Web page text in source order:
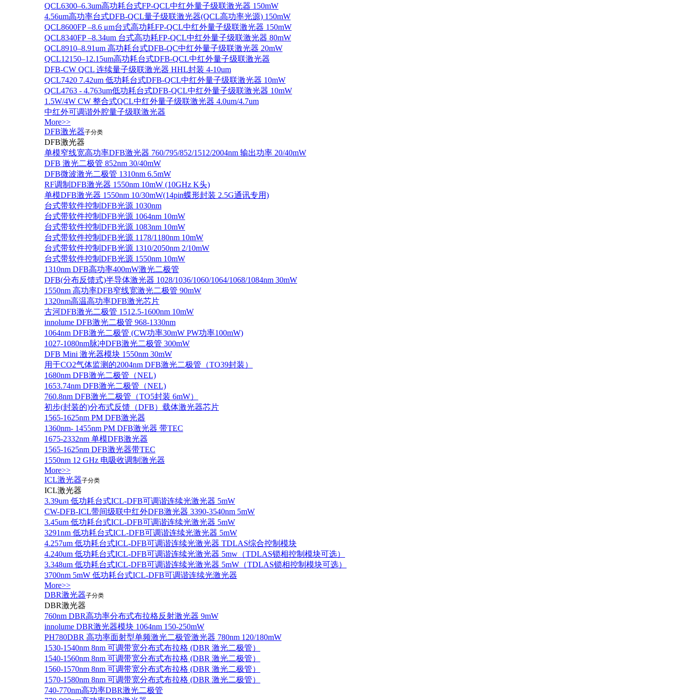
QCL6300–6.3um高功耗台式FP-QCL中红外量子级联激光器 150mW
4.56um高功率台式DFB-QCL量子级联激光器(QCL高功率光源) 150mW
QCL8600FP –8.6 μm台式高功耗FP-QCL中红外量子级联激光器 150mW
QCL8340FP –8.34um 台式高功耗FP-QCL中红外量子级联激光器 80mW
QCL8910–8.91um 高功耗台式DFB-QC中红外量子级联激光器 20mW
QCL12150–12.15um高功耗台式DFB-QCL中红外量子级联激光器
DFB-CW QCL 连续量子级联激光器 HHL封装 4-10um
QCL7420 7.42um 低功耗台式DFB-QCL中红外量子级联激光器 10mW
QCL4763 - 4.763um低功耗台式DFB-QCL中红外量子级联激光器 10mW
1.5W/4W CW 整合式QCL中红外量子级联激光器 4.0um/4.7um
中红外可调谐外腔量子级联激光器
More>>
DFB激光器子分类
DFB激光器
单模窄线宽高功率DFB激光器 760/795/852/1512/2004nm 输出功率 20/40mW
DFB 激光二极管 852nm 30/40mW
DFB微波激光二极管 1310nm 6.5mW
RF调制DFB激光器 1550nm 10mW (10GHz K头)
单模DFB激光器 1550nm 10/30mW(14pin蝶形封装 2.5G通讯专用)
台式带软件控制DFB光源 1030nm
台式带软件控制DFB光源 1064nm 10mW
台式带软件控制DFB光源 1083nm 10mW
台式带软件控制DFB光源 1178/1180nm 10mW
台式带软件控制DFB光源 1310/2050nm 2/10mW
台式带软件控制DFB光源 1550nm 10mW
1310nm DFB高功率400mW激光二极管
DFB(分布反馈式)半导体激光器 1028/1036/1060/1064/1068/1084nm 30mW
1550nm 高功率DFB窄线宽激光二极管 90mW
1320nm高温高功率DFB激光芯片
古河DFB激光二极管 1512.5-1600nm 10mW
innolume DFB激光二极管 968-1330nm
1064nm DFB激光二极管 (CW功率30mW PW功率100mW)
1027-1080nm脉冲DFB激光二极管 300mW
DFB Mini 激光器模块 1550nm 30mW
用于CO2气体监测的2004nm DFB激光二极管（TO39封装）
1680nm DFB激光二极管（NEL)
1653.74nm DFB激光二极管（NEL)
760.8nm DFB激光二极管（TO5封装 6mW）
初步(封装的)分布式反馈（DFB）载体激光器芯片
1565-1625nm PM DFB激光器
1360nm- 1455nm PM DFB激光器 带TEC
1675-2332nm 单模DFB激光器
1565-1625nm DFB激光器带TEC
1550nm 12 GHz 电吸收调制激光器
More>>
ICL激光器子分类
ICL激光器
3.39um 低功耗台式ICL-DFB可调谐连续光激光器 5mW
CW-DFB-ICL带间级联中红外DFB激光器 3390-3540nm 5mW
3.45um 低功耗台式ICL-DFB可调谐连续光激光器 5mW
3291nm 低功耗台式ICL-DFB可调谐连续光激光器 5mW
4.257um 低功耗台式ICL-DFB可调谐连续光激光器 TDLAS综合控制模块
4.240um 低功耗台式ICL-DFB可调谐连续光激光器 5mw（TDLAS锁相控制模块可选）
3.348um 低功耗台式ICL-DFB可调谐连续光激光器 5mW（TDLAS锁相控制模块可选）
3700nm 5mW 低功耗台式ICL-DFB可调谐连续光激光器
More>>
DBR激光器子分类
DBR激光器
760nm DBR高功率分布式布拉格反射激光器 9mW
innolume DBR激光器模块 1064nm 150-250mW
PH780DBR 高功率面射型单频激光二极管激光器 780nm 120/180mW
1530-1540nm 8nm 可调带宽分布式布拉格 (DBR 激光二极管）
1540-1560nm 8nm 可调带宽分布式布拉格 (DBR 激光二极管）
1560-1570nm 8nm 可调带宽分布式布拉格 (DBR 激光二极管）
1570-1580nm 8nm 可调带宽分布式布拉格 (DBR 激光二极管）
740-770nm高功率DBR激光二极管